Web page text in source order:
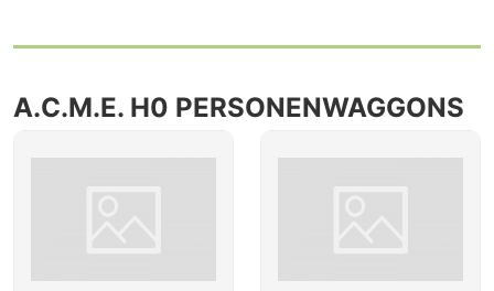
A.C.M.E. H0 PERSONENWAGGONS